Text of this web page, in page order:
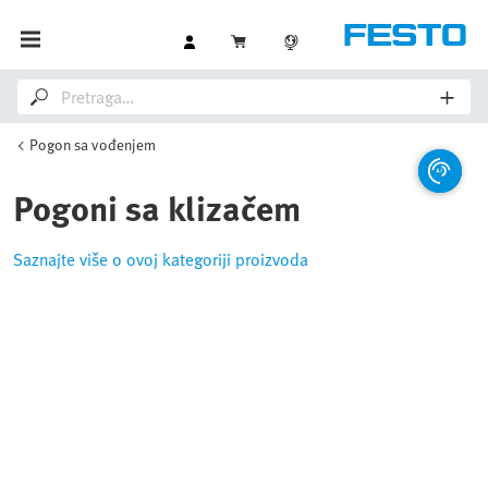
Pogon sa vođenjem
Pogoni sa klizačem
Saznajte više o ovoj kategoriji proizvoda